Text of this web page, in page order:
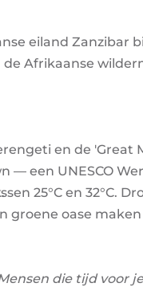
eiland
Afrikaanse
en de
— een UNESCO
die tijd voor
25°C en 32°C.
groene oase